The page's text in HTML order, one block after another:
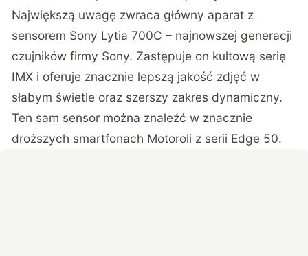
Największą uwagę zwraca główny aparat z
sensorem Sony Lytia 700C – najnowszej generacji
czujników firmy Sony. Zastępuje on kultową serię
IMX i oferuje znacznie lepszą jakość zdjęć w
słabym świetle oraz szerszy zakres dynamiczny.
Ten sam sensor można znaleźć w znacznie
droższych smartfonach Motoroli z serii Edge 50.